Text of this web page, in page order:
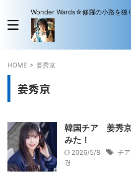
Wonder Wards☆修羅の小路を独
HOME > 姜秀京
姜秀京
韓国チア 姜秀
みた！
2026/5/8 チ
경